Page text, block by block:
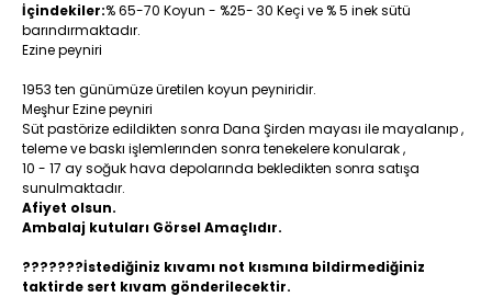
İçindekiler:% 65-70 Koyun - %25- 30 Keçi ve % 5 inek sütü
barındırmaktadır.
Ezine peyniri
1953 ten günümüze üretilen koyun peyniridir.
Meşhur Ezine peyniri
Süt pastörize edildikten sonra Dana Şirden mayası ile mayalanıp ,
teleme ve baskı işlemlerınden sonra tenekelere konularak ,
10 - 17 ay soğuk hava depolarında bekledikten sonra satışa
sunulmaktadır.
Afiyet olsun.
Ambalaj kutuları Görsel Amaçlıdır.
???????İstediğiniz kıvamı not kısmına bildirmediğiniz
taktirde sert kıvam gönderilecektir.